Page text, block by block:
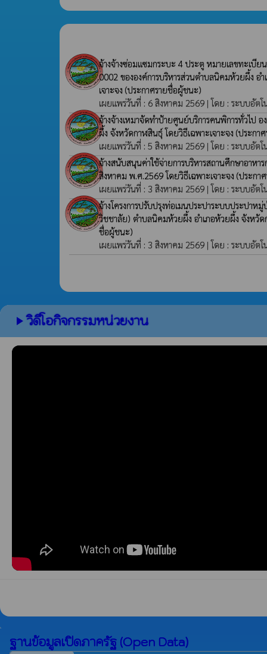
จ้างจ้างซ่อมแซมกระบะ 4 ประตู หมายเลขทะเ
0002 ขององค์การบริหารส่วนตำบลนิคมห้วยผึ้ง อ
เจาะจง (ประกาศรายชื่อผู้ชนะ)
เผยแพร่วันที่ : 6 สิงหาคม 2569 | โดย : ระบบอัต
จ้างจ้างเหมาจัดทำป้ายศูนย์บริการคนพิการทั่วไป
ผึ้ง จังหวัดกาฬสินธุ์ โดยวิธีเฉพาะเจาะจง (ประกา
เผยแพร่วันที่ : 5 สิงหาคม 2569 | โดย : ระบบอัต
จ้างสนับสนุนค่าใช้จ่ายการบริหารสถานศึกษาอาห
สิงหาคม พ.ศ.2569 โดยวิธีเฉพาะเจาะจง (ประกา
เผยแพร่วันที่ : 3 สิงหาคม 2569 | โดย : ระบบอัต
จ้างโครงการปรับปรุงท่อเมนประปาระบบประปาห
วิชชาลัย) ตำบลนิคมห้วยผึ้ง อำเภอห้วยผึ้ง จังหวัด
ชื่อผู้ชนะ)
เผยแพร่วันที่ : 3 สิงหาคม 2569 | โดย : ระบบอัต
play_arrowวิดีโอกิจกรรมหน่วยงาน
ฐานข้อมูลเปิดภาครัฐ (Open Data)